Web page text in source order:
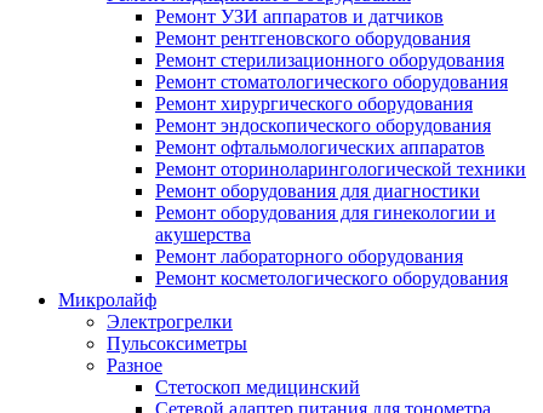
Ремонт УЗИ аппаратов и датчиков
Ремонт рентгеновского оборудования
Ремонт стерилизационного оборудования
Ремонт стоматологического оборудования
Ремонт хирургического оборудования
Ремонт эндоскопического оборудования
Ремонт офтальмологических аппаратов
Ремонт оториноларингологической техники
Ремонт оборудования для диагностики
Ремонт оборудования для гинекологии и
акушерства
Ремонт лабораторного оборудования
Ремонт косметологического оборудования
Микролайф
Электрогрелки
Пульсоксиметры
Разное
Стетоскоп медицинский
Сетевой адаптер питания для тонометра